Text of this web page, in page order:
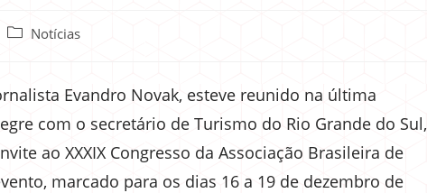
Notícias
Evandro Novak, esteve reunido na última
com o secretário de Turismo do Rio Grande do Sul,
ao XXXIX Congresso da Associação Brasileira de
marcado para os dias 16 a 19 de dezembro de